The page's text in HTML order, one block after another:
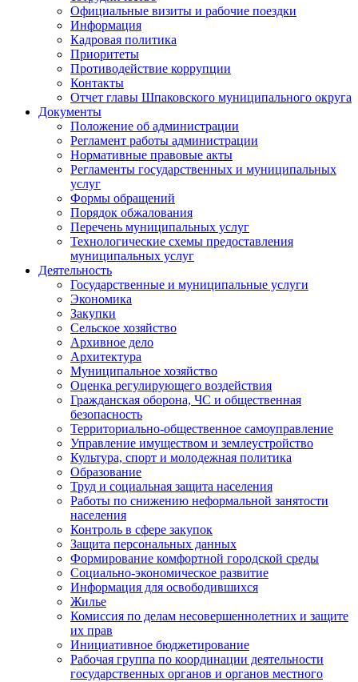
Официальные визиты и рабочие поездки
Информация
Кадровая политика
Приоритеты
Противодействие коррупции
Контакты
Отчет главы Шпаковского муниципального округа
Документы
Положение об администрации
Регламент работы администрации
Нормативные правовые акты
Регламенты государственных и муниципальных
услуг
Формы обращений
Порядок обжалования
Перечень муниципальных услуг
Технологические схемы предоставления
муниципальных услуг
Деятельность
Государственные и муниципальные услуги
Экономика
Закупки
Сельское хозяйство
Архивное дело
Архитектура
Муниципальное хозяйство
Оценка регулирующего воздействия
Гражданская оборона, ЧС и общественная
безопасность
Территориально-общественное самоуправление
Управление имуществом и землеустройство
Культура, спорт и молодежная политика
Образование
Труд и социальная защита населения
Работы по снижению неформальной занятости
населения
Контроль в сфере закупок
Защита персональных данных
Формирование комфортной городской среды
Социально-экономическое развитие
Информация для освободившихся
Жилье
Комиссия по делам несовершеннолетних и защите
их прав
Инициативное бюджетирование
Рабочая группа по координации деятельности
государственных органов и органов местного